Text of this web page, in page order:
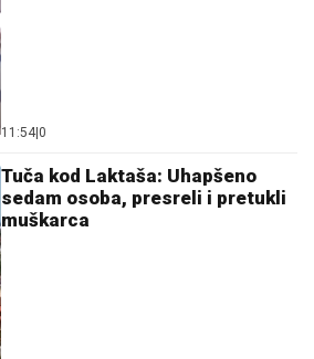
11:54 0
Tuča kod Laktaša: Uhapšeno
sedam osoba, presreli i pretukli
muškarca